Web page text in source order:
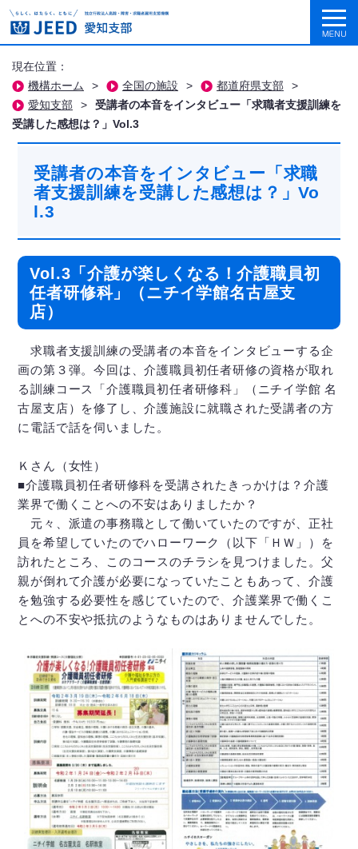
現在位置：
機構ホーム
> 全国の施設 > 都道府県支部
>
愛知支部
>
受講者の本音をインタビュー「求職者支援訓練を
受講した感想は？」Vol.3
受講者の本音をインタビュー「求職
者支援訓練を受講した感想は？」Vo
l.3
Vol.3「介護が楽しくなる！介護職員初
任者研修科」（ニチイ学館名古屋支
店）
求職者支援訓練の受講者の本音をインタビューする企
画の第３弾。今回は、介護職員初任者研修の資格が取れ
る訓練コース「介護職員初任者研修科」（ニチイ学館 名
古屋支店）を修了し、介護施設に就職された受講者の方
に電話で話を伺いました。
Ｋさん（女性）
■介護職員初任者研修科を受講されたきっかけは？介護
業界で働くことへの不安はありましたか？
元々、派遣の事務職として働いていたのですが、正社
員を希望していたのでハローワーク（以下「ＨＷ」）を
訪れたところ、このコースのチラシを見つけました。父
親が倒れて介護が必要になっていたこともあって、介護
を勉強する必要性を感じていたので、介護業界で働くこ
とへの不安や抵抗のようなものはありませんでした。